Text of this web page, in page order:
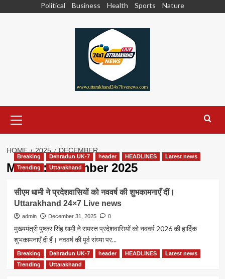
Political Business Health Sports Nature
Menu
HOME 2025 DECEMBER
Month:December 2025
Breaking Dehradun UK-7 header HEADLINES
Latest news
Trending
Uttarakhand
सीएम धामी ने प्रदेशवासियों को नववर्ष की शुभकामनाएँ दीं।
Uttarakhand 24×7 Live news
admin December 31, 2025 0
मुख्यमंत्री पुष्कर सिंह धामी ने समस्त प्रदेशवासियों को नववर्ष 2026 की हार्दिक
शुभकामनाएँ दी हैं। नववर्ष की पूर्व संध्या पर...
Read MoreRead
more
Breaking Dehradun UK-7 header HEADLINES
Latest news
Trending
Uttarakhand